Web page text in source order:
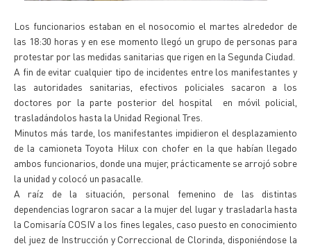
Los funcionarios estaban en el nosocomio el martes alrededor de
las 18:30 horas y en ese momento llegó un grupo de personas para
protestar por las medidas sanitarias que rigen en la Segunda Ciudad.
A fin de evitar cualquier tipo de incidentes entre los manifestantes y
las autoridades sanitarias, efectivos policiales sacaron a los
doctores por la parte posterior del hospital en móvil policial,
trasladándolos hasta la Unidad Regional Tres.
Minutos más tarde, los manifestantes impidieron el desplazamiento
de la camioneta Toyota Hilux con chofer en la que habían llegado
ambos funcionarios, donde una mujer, prácticamente se arrojó sobre
la unidad y colocó un pasacalle.
A raíz de la situación, personal femenino de las distintas
dependencias lograron sacar a la mujer del lugar y trasladarla hasta
la Comisaría COSIV a los fines legales, caso puesto en conocimiento
del juez de Instrucción y Correccional de Clorinda, disponiéndose la